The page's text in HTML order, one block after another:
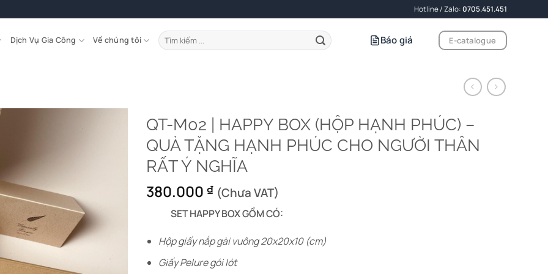
Hotline / Zalo:0705.451.451
Dịch Vụ Gia Công Về chúng tôi
Tìm
kiếm:
Báo giá E-catalogue
QT-M02 | HAPPY BOX (HỘP HẠNH PHÚC) –
QUÀ TẶNG HẠNH PHÚC CHO NGƯỜI THÂN
RẤT Ý NGHĨA
380.000 ₫ (Chưa VAT)
SET HAPPY BOX GỒM CÓ:
Hộp giấy nắp gài vuông 20x20x10 (cm)
Giấy Pelure gói lót